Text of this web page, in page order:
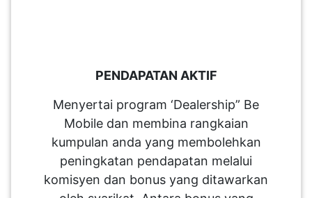
PENDAPATAN AKTIF
Menyertai program ‘Dealership” Be
Mobile dan membina rangkaian
kumpulan anda yang membolehkan
peningkatan pendapatan melalui
komisyen dan bonus yang ditawarkan